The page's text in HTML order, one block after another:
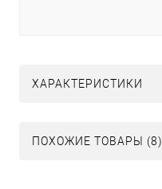
ХАРАКТЕРИСТИКИ
ПОХОЖИЕ ТОВАРЫ (8)